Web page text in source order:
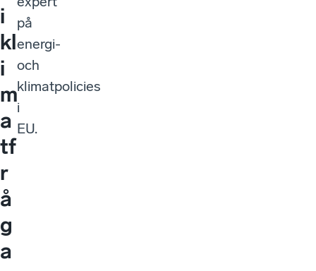
i
kl
i
m
a
tf
r
å
g
a
på
energi-
och
klimatpolicies
i
EU.